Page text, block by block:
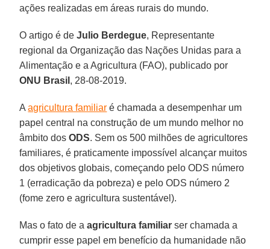
ações realizadas em áreas rurais do mundo.
O artigo é deJulio Berdegue, Representante
regional da Organização das Nações Unidas para a
Alimentação e a Agricultura (FAO), publicado por
ONU Brasil , 28-08-2019.
Aagricultura familiar é chamada a desempenhar um
papel central na construção de um mundo melhor no
âmbito dosODS. Sem os 500 milhões de agricultores
familiares, é praticamente impossível alcançar muitos
dos objetivos globais, começando pelo ODS número
1 (erradicação da pobreza) e pelo ODS número 2
(fome zero e agricultura sustentável).
Mas o fato de aagricultura familiar ser chamada a
cumprir esse papel em benefício da humanidade não